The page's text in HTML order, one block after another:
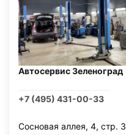
Автосервис Зеленоград
+7 (495) 431-00-33
Сосновая аллея, 4, стр. 3